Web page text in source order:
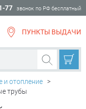
77 звонок по РФ бесплатный
ПУНКТЫ ВЫДАЧИ
и отопление >
трубы